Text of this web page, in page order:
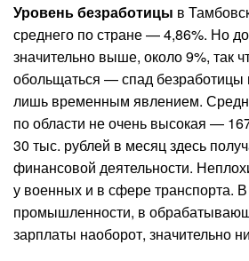
Уровень безработицы в
среднего по стране — 4,86%. Но
значительно выше, около 9%, так
обольщаться — спад безработицы
лишь временным явлением.
по области не очень высокая —
30 тыс. рублей в месяц здесь
финансовой деятельности.
у военных и в сфере транспорта. В
промышленности, в
зарплаты наоборот, значительно